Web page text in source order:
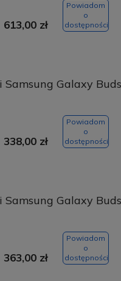
613,00 zł
Powiadom
o
dostępności
Samsung Galaxy
338,00 zł
Powiadom
o
dostępności
Samsung Galaxy
363,00 zł
Powiadom
o
dostępności